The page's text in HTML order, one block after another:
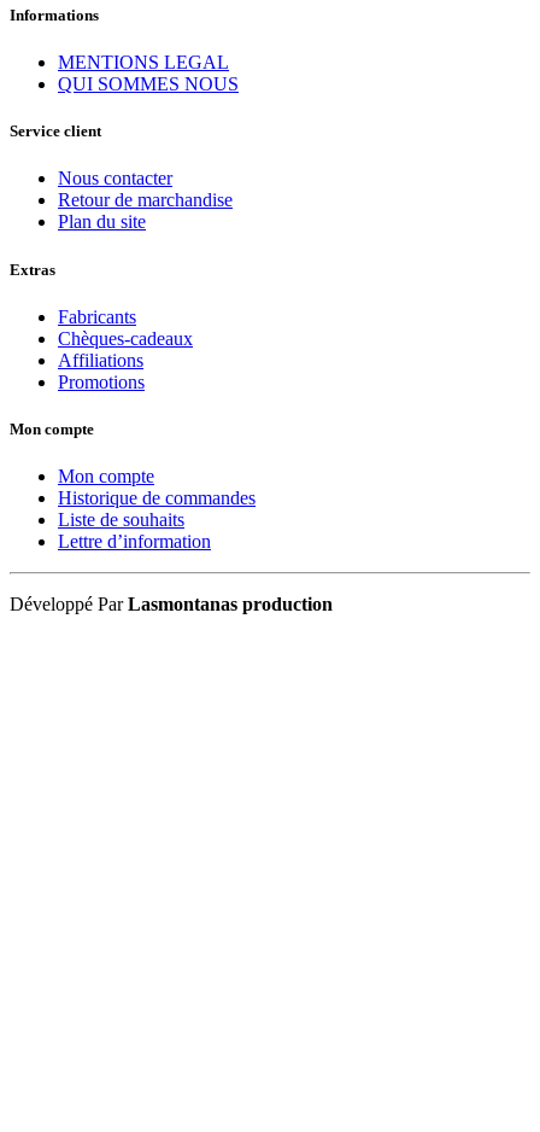
Informations
MENTIONS LEGAL
QUI SOMMES NOUS
Service client
Nous contacter
Retour de marchandise
Plan du site
Extras
Fabricants
Chèques-cadeaux
Affiliations
Promotions
Mon compte
Mon compte
Historique de commandes
Liste de souhaits
Lettre d’information
Développé ParLasmontanas production